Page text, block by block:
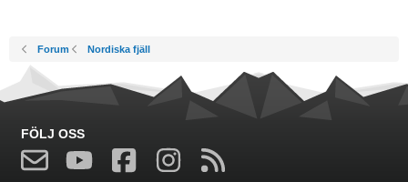
Forum Nordiska fjäll
FÖLJ OSS